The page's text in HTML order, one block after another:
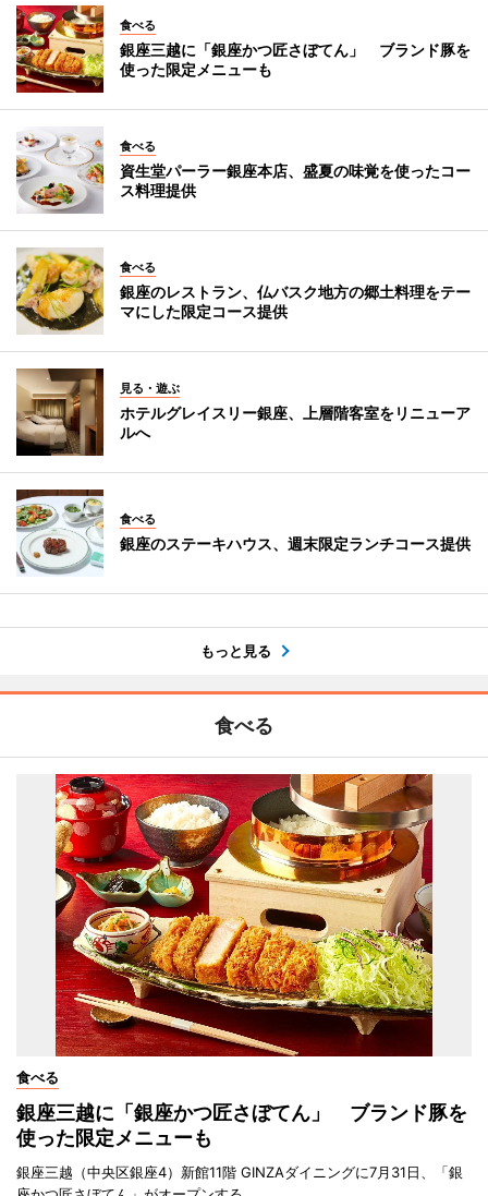
食べる
銀座三越に「銀座かつ匠さぼてん」 ブランド豚を
使った限定メニューも
食べる
資生堂パーラー銀座本店、盛夏の味覚を使ったコー
ス料理提供
食べる
銀座のレストラン、仏バスク地方の郷土料理をテー
マにした限定コース提供
見る・遊ぶ
ホテルグレイスリー銀座、上層階客室をリニューア
ルへ
食べる
銀座のステーキハウス、週末限定ランチコース提供
もっと見る
食べる
食べる
銀座三越に「銀座かつ匠さぼてん」 ブランド豚を
使った限定メニューも
銀座三越（中央区銀座4）新館11階 GINZAダイニングに7月31日、「銀